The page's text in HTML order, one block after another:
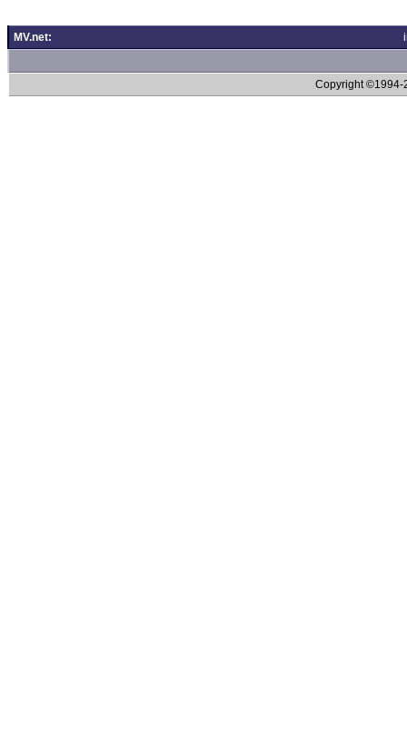
MV.net:
Copyright ©1994-